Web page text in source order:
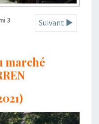
Suivant ►
3
marché